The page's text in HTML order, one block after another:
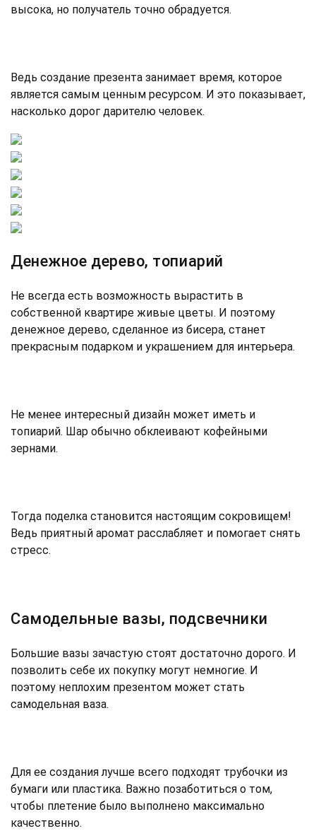
высока, но получатель точно обрадуется.
Ведь создание презента занимает время, которое
является самым ценным ресурсом. И это показывает,
насколько дорог дарителю человек.
Денежное дерево, топиарий
Не всегда есть возможность вырастить в
собственной квартире живые цветы. И поэтому
денежное дерево, сделанное из бисера, станет
прекрасным подарком и украшением для интерьера.
Не менее интересный дизайн может иметь и
топиарий. Шар обычно обклеивают кофейными
зернами.
Тогда поделка становится настоящим сокровищем!
Ведь приятный аромат расслабляет и помогает снять
стресс.
Самодельные вазы, подсвечники
Большие вазы зачастую стоят достаточно дорого. И
позволить себе их покупку могут немногие. И
поэтому неплохим презентом может стать
самодельная ваза.
Для ее создания лучше всего подходят трубочки из
бумаги или пластика. Важно позаботиться о том,
чтобы плетение было выполнено максимально
качественно.